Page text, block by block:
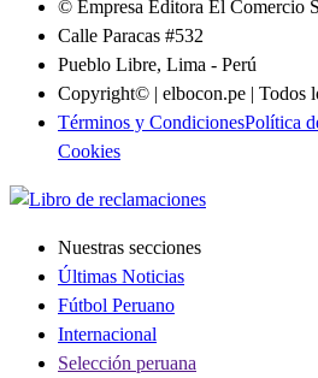
© Empresa Editora El Comercio
Calle Paracas #532
Pueblo Libre, Lima - Perú
Copyright© | elbocon.pe | Todos
Términos y CondicionesPolítica
Cookies
Nuestras secciones
Últimas Noticias
Fútbol Peruano
Internacional
Selección peruana